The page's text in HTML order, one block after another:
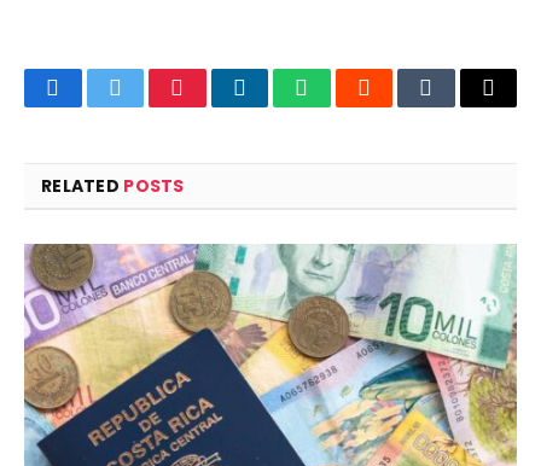
FacebookTwitterPinterestLinkedInWhatsAppRedditTumblrEmail
RELATED POSTS